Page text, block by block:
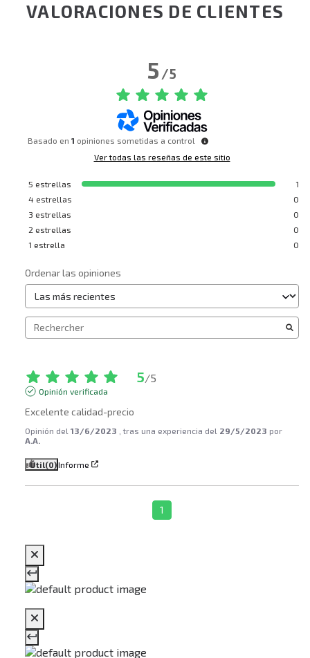
VALORACIONES DE CLIENTES
5/5
Basado en1 opiniones sometidas a control
Ver todas las reseñas de este sitio
5 estrellas
1
4 estrellas
0
3 estrellas
0
2 estrellas
0
1 estrella 0
Ordenar las opiniones
5/5
Opinión verificada
Excelente calidad-precio
Opinión del13/6/2023 , tras una experiencia del 29/5/2023 por
A.A.
Útil(0)Informe
1